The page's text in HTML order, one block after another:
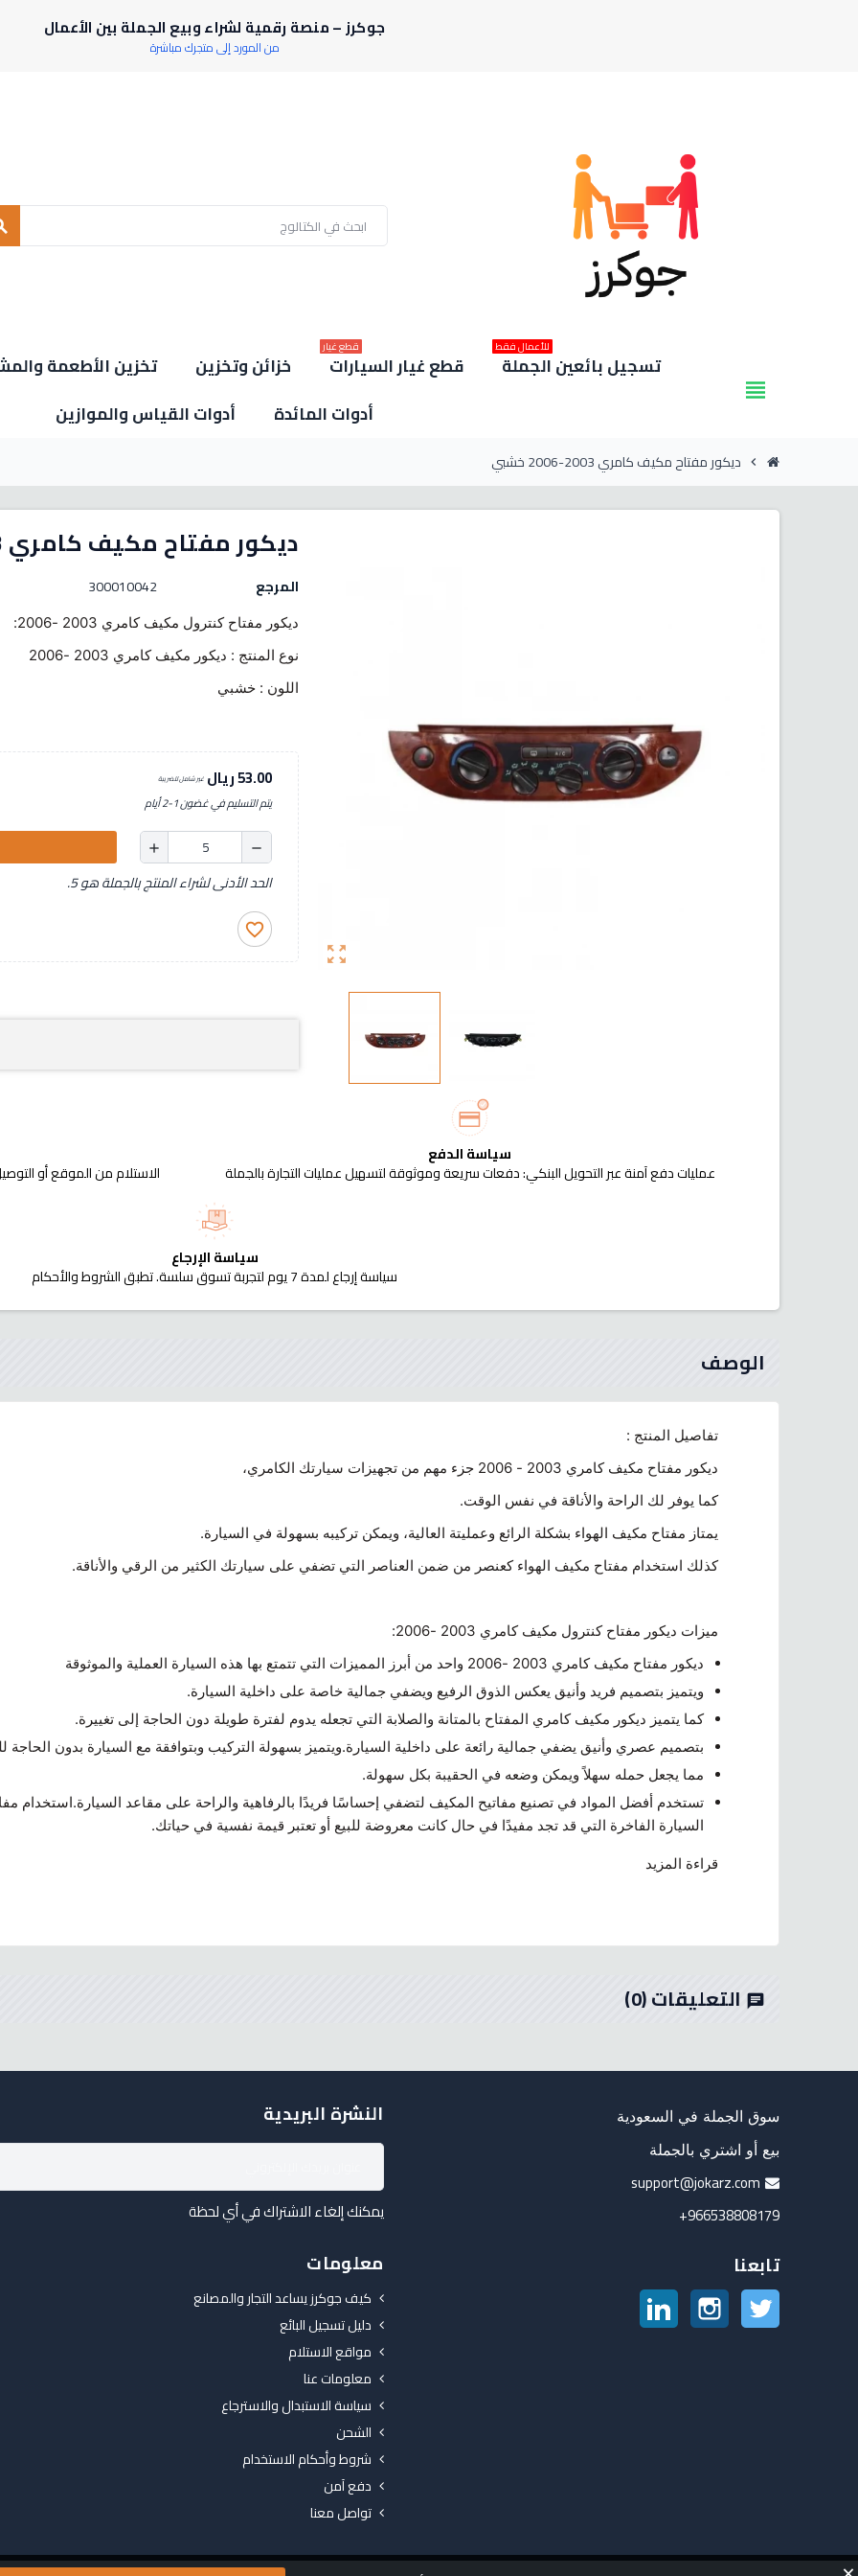
جوكرز – منصة رقمية لشراء وبيع الجملة بين الأعمال
من المورد إلى متجرك مباشرة
view_headline
تسجيل بائعين الجملة
للأعمال فقط
قطع غيار السيارات
قطع غيار
خزائن وتخزين تخزين الأطعمة
أدوات المائدة
أدوات القياس والموازين
chevron_right ديكور مفتاح مكيف كامري 2003-2006 خشبي
zoom_out_map
ديكور مفتاح مكيف كامري 2003-2006 خشبي
المرجع 300010042
ديكور مفتاح كنترول مكيف كامري 2003 -2006:
نوع المنتج : ديكور مكيف كامري 2003 -2006
اللون : خشبي
53.00 ريال غير شامل للضريبة
يتم التسليم في غضون 1-2 أيام
remove
add
الحد الأدنى لشراء المنتج بالجملة هو 5.
favorite_border
سياسة الدفع
عمليات دفع آمنة عبر التحويل البنكي: دفعات سريعة وموثوقة لتسهيل عمليات التجارة بالجملة الاستلام من الموقع أو
سياسة الإرجاع
سياسة إرجاع لمدة 7 يوم لتجربة تسوق سلسة. تطبق الشروط والأحكام
الوصف
تفاصيل المنتج :
ديكور مفتاح مكيف كامري 2003 - 2006 جزء مهم من تجهيزات سيارتك الكامري،
كما يوفر لك الراحة والأناقة في نفس الوقت.
يمتاز مفتاح مكيف الهواء بشكلة الرائع وعمليتة العالية، ويمكن تركيبه بسهولة في السيارة.
كذلك استخدام مفتاح مكيف الهواء كعنصر من ضمن العناصر التي تضفي على سيارتك الكثير من الرقي والأناقة.
ميزات ديكور مفتاح كنترول مكيف كامري 2003 -2006:
ديكور مفتاح مكيف كامري 2003 -2006 واحد من أبرز المميزات التي تتمتع بها هذه السيارة العملية والموثوقة
ويتميز بتصميم فريد وأنيق يعكس الذوق الرفيع ويضفي جمالية خاصة على داخلية السيارة.
كما يتميز ديكور مكيف كامري المفتاح بالمتانة والصلابة التي تجعله يدوم لفترة طويلة دون الحاجة إلى تغييرة.
بتصميم عصري وأنيق يضفي جمالية رائعة على داخلية السيارة.ويتميز بسهولة التركيب وبتوافقة مع السيارة بدون
مما يجعل حمله سهلاً ويمكن وضعه في الحقيبة بكل سهولة.
تستخدم أفضل المواد في تصنيع مفاتيح المكيف لتضفي إحساسًا فريدًا بالرفاهية والراحة على مقاعد السيارة.استخدام
السيارة الفاخرة التي قد تجد مفيدًا في حال كانت معروضة للبيع أو تعتبر قيمة نفسية في حياتك.
قراءة المزيد
chat التعليقات(0)
سوق الجملة في السعودية
بيع أو اشتري بالجملة
support@jokarz.com
966538808179+
تابعنا
تويتر انستغرام
النشرة البريدية
يمكنك إلغاء الاشتراك في أي لحظة
معلومات
كيف جوكرز يساعد التجار والمصانع
دليل تسجيل البائع
مواقع الاستلام
معلومات عنا
سياسة الاستبدال والاسترجاع
الشحن
شروط وأحكام الاستخدام
دفع آمن
تواصل معنا